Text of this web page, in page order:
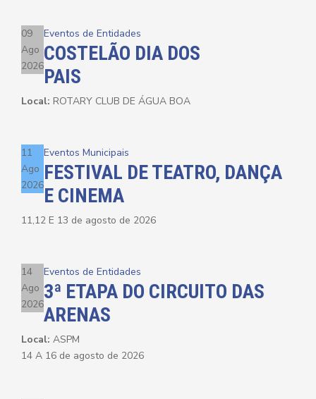
09
Ago
2026
Eventos de Entidades
COSTELÃO DIA DOS
PAIS
Local: ROTARY CLUB DE ÁGUA BOA
11
Ago
2026
Eventos Municipais
FESTIVAL DE TEATRO, DANÇA
E CINEMA
11,12 E 13 de agosto de 2026
14
Ago
2026
Eventos de Entidades
3ª ETAPA DO CIRCUITO DAS
ARENAS
Local: ASPM
14 A 16 de agosto de 2026